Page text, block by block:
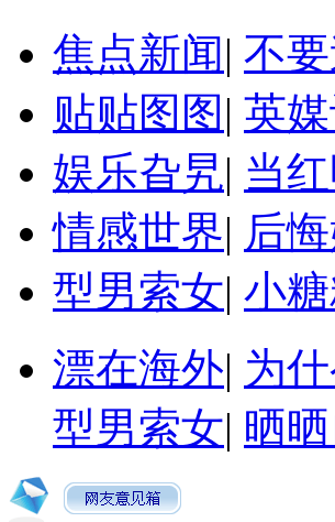
焦点新闻| 不
贴贴图图 | 英
娱乐旮旯| 当
情感世界| 后
型男索女| 小
漂在海外| 为
型男索女| 晒